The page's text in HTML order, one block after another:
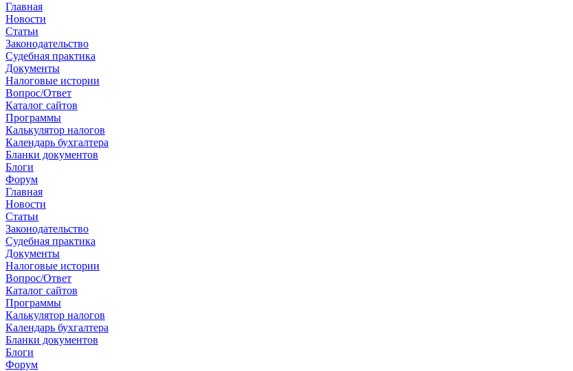
Главная
Новости
Cтатьи
Законодательство
Судебная практика
Документы
Налоговые истории
Вопрос/Ответ
Каталог сайтов
Программы
Калькулятор налогов
Календарь бухгалтера
Бланки документов
Блоги
Форум
Главная
Новости
Cтатьи
Законодательство
Судебная практика
Документы
Налоговые истории
Вопрос/Ответ
Каталог сайтов
Программы
Калькулятор налогов
Календарь бухгалтера
Бланки документов
Блоги
Форум